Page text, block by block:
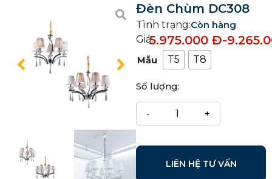
Đèn Chùm DC308
Tình trạng:Còn hàng
Giá:5.975.000 Đ-
Mẫu T5 T8
Số lượng:
LIÊN HỆ TƯ VẤN